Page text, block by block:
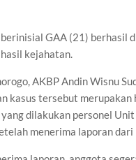
GAA (21) berhasil
kejahatan.
AKBP Andin Wisnu
kasus tersebut merupakan
dilakukan personel Unit
menerima laporan dari